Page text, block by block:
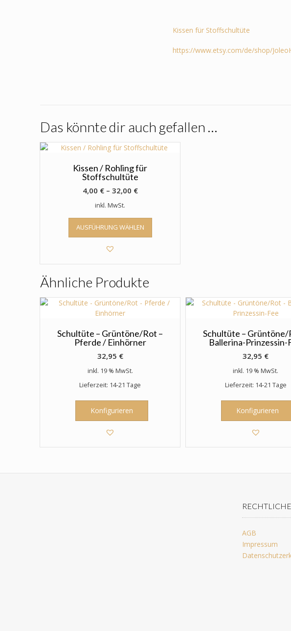
Kissen für Stoffschultüte
https://www.etsy.com/de/shop/
Das könnte dir auch gefallen …
Kissen / Rohling für
Stoffschultüte
4,00 €– 32,00 €
inkl. MwSt.
AUSFÜHRUNG WÄHLEN
Dieses
weist
können
Produktseite
Ähnliche Produkte
Schultüte – Grüntöne/Rot –
Pferde / Einhörner
32,95 €
inkl. 19 % MwSt.
Lieferzeit: 14-21 Tage
Konfigurieren
Schultüte – Grüntöne/
Ballerina-Prinzessin-
32,95 €
inkl. 19 % MwSt.
Lieferzeit: 14-21 Tage
Konfigurieren
AGB
Impressum